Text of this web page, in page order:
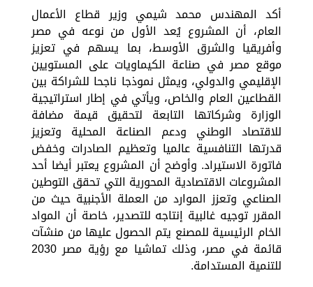
أكد المهندس محمد شيمي وزير قطاع الأعمال
العام، أن المشروع يُعد الأول من نوعه في مصر
وأفريقيا والشرق الأوسط، بما يسهم في تعزيز
موقع مصر في صناعة الكيماويات على المستويين
الإقليمي والدولي، ويمثل نموذجا ناجحا للشراكة بين
القطاعين العام والخاص، ويأتي في إطار استراتيجية
الوزارة وشركاتها التابعة لتحقيق قيمة مضافة
للاقتصاد الوطني ودعم الصناعة المحلية وتعزيز
قدرتها التنافسية عالميا وتعظيم الصادرات وخفض
فاتورة الاستيراد. وأوضح أن المشروع يعتبر أيضا أحد
المشروعات الاقتصادية المحورية التي تحقق التوطين
الصناعي وتعزز الموارد من العملة الأجنبية حيث من
المقرر توجيه غالبية إنتاجه للتصدير، خاصة أن المواد
الخام الرئيسية للمصنع يتم الحصول عليها من منشآت
قائمة في مصر، وذلك تماشيا مع رؤية مصر 2030
للتنمية المستدامة.